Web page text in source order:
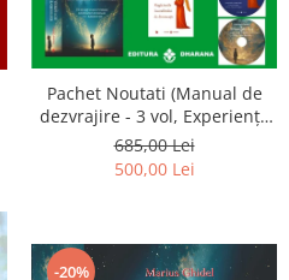
Pachet Noutati (Manual de
dezvrajire - 3 vol, Experiențe
și amintiri, Rugăciunile
Luceafarului de dimineata) -
Marius Ghidel
685,00 Lei
500,00 Lei
-20%